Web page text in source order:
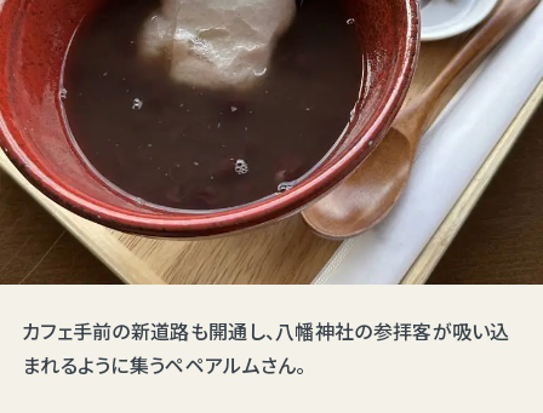
カフェ手前の新道路も開通し、八幡神社の参拝客が吸い込
まれるように集うペペアルムさん。